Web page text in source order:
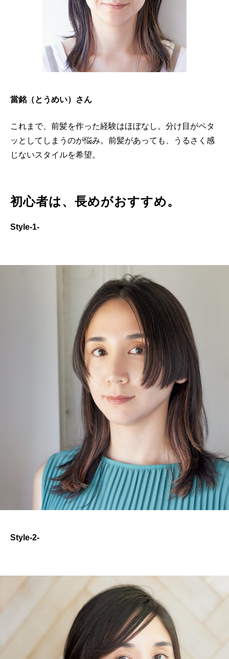
當銘（とうめい）さん
これまで、前髪を作った経験はほぼなし。分け目がペタ
ッとしてしまうのが悩み。前髪があっても、うるさく感
じないスタイルを希望。
初心者は、長めがおすすめ。
Style-1-
Style-2-